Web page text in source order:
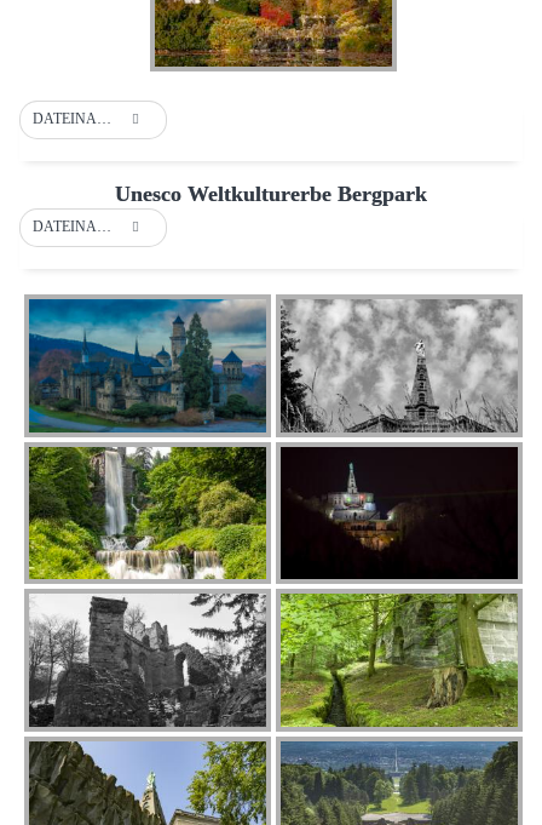
Unesco Weltkulturerbe Bergpark